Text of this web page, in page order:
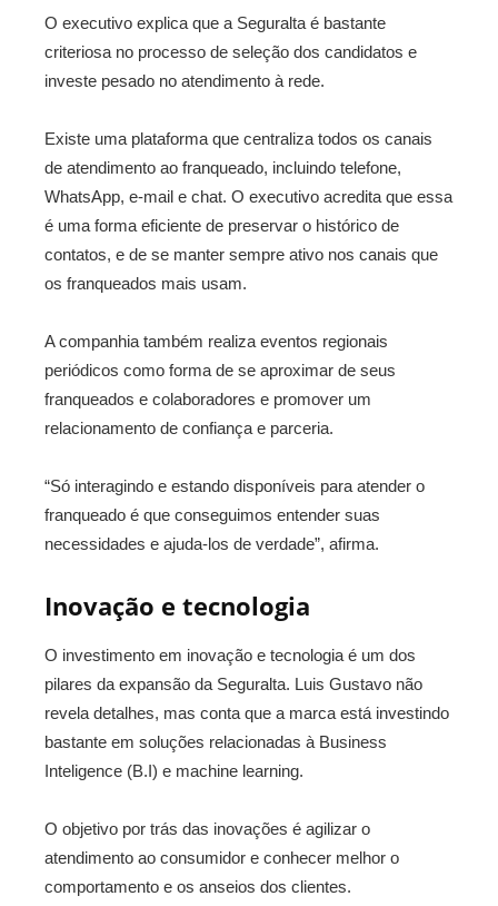
O executivo explica que a Seguralta é bastante
criteriosa no processo de seleção dos candidatos e
investe pesado no atendimento à rede.
Existe uma plataforma que centraliza todos os canais
de atendimento ao franqueado, incluindo telefone,
WhatsApp, e-mail e chat. O executivo acredita que essa
é uma forma eficiente de preservar o histórico de
contatos, e de se manter sempre ativo nos canais que
os franqueados mais usam.
A companhia também realiza eventos regionais
periódicos como forma de se aproximar de seus
franqueados e colaboradores e promover um
relacionamento de confiança e parceria.
“Só interagindo e estando disponíveis para atender o
franqueado é que conseguimos entender suas
necessidades e ajuda-los de verdade”, afirma.
Inovação e tecnologia
O investimento em inovação e tecnologia é um dos
pilares da expansão da Seguralta. Luis Gustavo não
revela detalhes, mas conta que a marca está investindo
bastante em soluções relacionadas à Business
Inteligence (B.I) e machine learning.
O objetivo por trás das inovações é agilizar o
atendimento ao consumidor e conhecer melhor o
comportamento e os anseios dos clientes.